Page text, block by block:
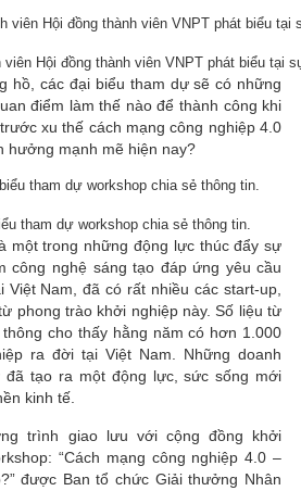
viên Hội đồng thành viên VNPT phát biểu tại
hồ, các đại biểu tham dự sẽ có những
điểm làm thế nào để thành công khi
xu thế cách mạng công nghiệp 4.0
hưởng mạnh mẽ hiện nay?
tham dự workshop chia sẻ thông tin.
một trong những động lực thúc đẩy sự
công nghệ sáng tạo đáp ứng yêu cầu
Nam, đã có rất nhiều các start-up,
phong trào khởi nghiệp này. Số liệu từ
cho thấy hằng năm có hơn 1.000
ra đời tại Việt Nam. Những doanh
đã tạo ra một động lực, sức sống mới
kinh tế.
trình giao lưu với cộng đồng khởi
“Cách mạng công nghiệp 4.0 –
được Ban tổ chức Giải thưởng Nhân